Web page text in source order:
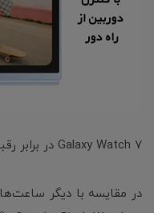
Galaxy Watch 7 در برابر رقبای خود: بررسی ویژگی‌ها و مزایای برتر
در مقایسه با دیگر